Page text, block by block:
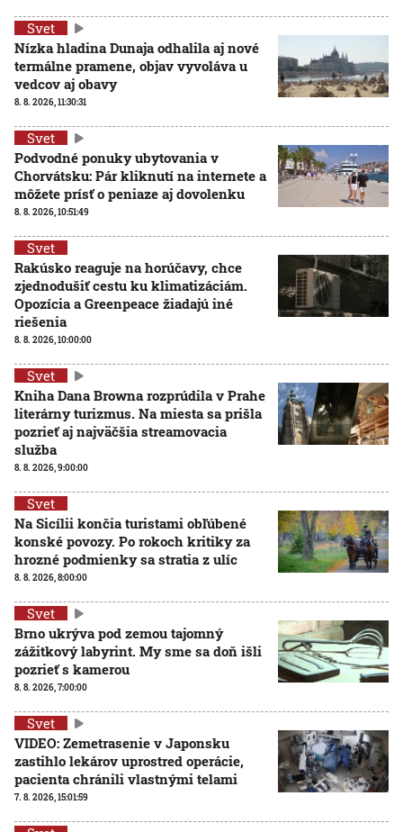
Svet
Nízka hladina Dunaja odhalila aj nové
termálne pramene, objav vyvoláva u
vedcov aj obavy
8. 8. 2026, 11:30:31
Svet
Podvodné ponuky ubytovania v
Chorvátsku: Pár kliknutí na internete a
môžete prísť o peniaze aj dovolenku
8. 8. 2026, 10:51:49
Svet
Rakúsko reaguje na horúčavy, chce
zjednodušiť cestu ku klimatizáciám.
Opozícia a Greenpeace žiadajú iné
riešenia
8. 8. 2026, 10:00:00
Svet
Kniha Dana Browna rozprúdila v Prahe
literárny turizmus. Na miesta sa prišla
pozrieť aj najväčšia streamovacia
služba
8. 8. 2026, 9:00:00
Svet
Na Sicílii končia turistami obľúbené
konské povozy. Po rokoch kritiky za
hrozné podmienky sa stratia z ulíc
8. 8. 2026, 8:00:00
Svet
Brno ukrýva pod zemou tajomný
zážitkový labyrint. My sme sa doň išli
pozrieť s kamerou
8. 8. 2026, 7:00:00
Svet
VIDEO: Zemetrasenie v Japonsku
zastihlo lekárov uprostred operácie,
pacienta chránili vlastnými telami
7. 8. 2026, 15:01:59